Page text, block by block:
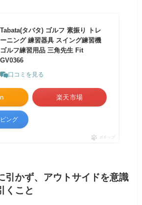
Tabata(タバタ) ゴルフ 素振り トレ
ーニング 練習器具 スイング練習機
ゴルフ練習用品 三角先生 Fit
GV0366
口コミを見る
楽天市場
ング
ポチップ
かず、アウトサイドを意識
くこと